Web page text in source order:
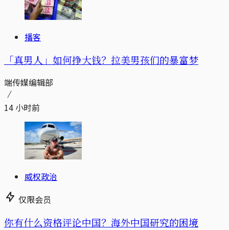
播客
「真男人」如何挣大钱？拉美男孩们的暴富梦
端传媒编辑部
14 小时前
威权政治
仅限会员
你有什么资格评论中国？海外中国研究的困境